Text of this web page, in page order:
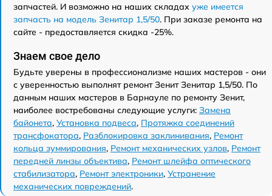
запчастей. И возможно на наших складах уже имеется
запчасть на модель Зенитар 1,5/50. При заказе ремонта на
сайте - предоставляется скидка -25%.
Знаем свое дело
Будьте уверены в профессионализме наших мастеров - они
с уверенностью выполнят ремонт Зенит Зенитар 1,5/50. По
данным наших мастеров в Барнауле по ремонту Зенит,
наиболее востребованы следующие услуги: Замена
байонета, Установка подвеса, Протяжка соединений
трансфокатора, Разблокировка заклинивания, Ремонт
кольца зуммирования, Ремонт механических узлов, Ремонт
передней линзы объектива, Ремонт шлейфа оптического
стабилизатора, Ремонт электроники, Устранение
механических повреждений.